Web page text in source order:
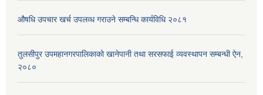
औषधि उपचार खर्च उपलव्ध गराउने सम्बन्धि कार्यविधि २०८१
तुलसीपुर उपमहानगरपालिकाको खानेपानी तथा सरसफाई व्यवस्थापन सम्बन्धी ऐन,
२०८०